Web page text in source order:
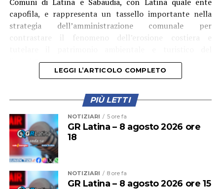
capofila, e rappresenta un tassello importante nella
strategia dell’amministrazione comunale per
contrastare il fenomeno dell’erosione costiera e
litorale”.
LEGGI L’ARTICOLO COMPLETO
PIÙ LETTI
NOTIZIARI 5 ore fa
GR Latina – 8 agosto 2026 ore
18
NOTIZIARI 8 ore fa
GR Latina – 8 agosto 2026 ore 15